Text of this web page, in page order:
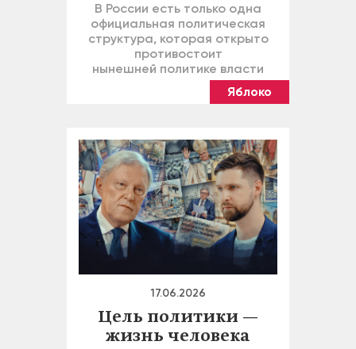
В России есть только одна
официальная политическая
структура, которая открыто
противостоит
нынешней политике власти
Яблоко
17.06.2026
Цель политики —
жизнь человека